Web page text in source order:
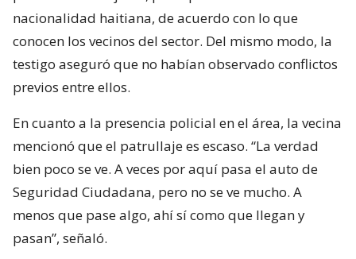
nacionalidad haitiana, de acuerdo con lo que
conocen los vecinos del sector. Del mismo modo, la
testigo aseguró que no habían observado conflictos
previos entre ellos.
En cuanto a la presencia policial en el área, la vecina
mencionó que el patrullaje es escaso. “La verdad
bien poco se ve. A veces por aquí pasa el auto de
Seguridad Ciudadana, pero no se ve mucho. A
menos que pase algo, ahí sí como que llegan y
pasan”, señaló.